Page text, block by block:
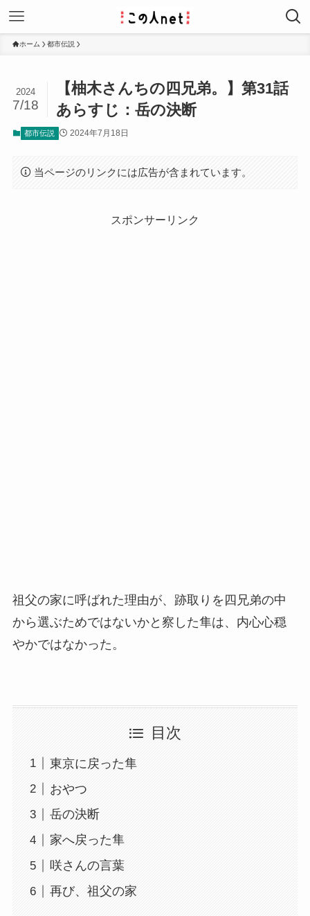
ホーム 都市伝説
【柚木さんちの四兄弟。】第31話
あらすじ：岳の決断
2024
7/18
都市伝説 2024年7月18日
当ページのリンクには広告が含まれています。
スポンサーリンク
祖父の家に呼ばれた理由が、跡取りを四兄弟の中
から選ぶためではないかと察した隼は、内心心穏
やかではなかった。
目次
東京に戻った隼
おやつ
岳の決断
家へ戻った隼
咲さんの言葉
再び、祖父の家